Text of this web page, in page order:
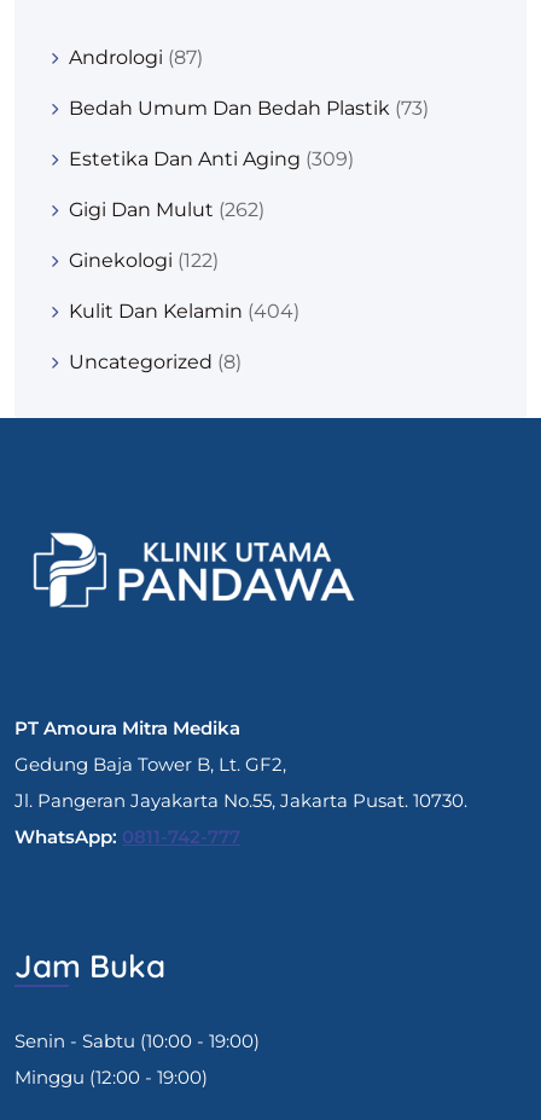
Andrologi (87)
Bedah Umum Dan Bedah Plastik (73)
Estetika Dan Anti Aging (309)
Gigi Dan Mulut (262)
Ginekologi (122)
Kulit Dan Kelamin (404)
Uncategorized (8)
PT Amoura Mitra Medika
Gedung Baja Tower B, Lt. GF2,
Jl. Pangeran Jayakarta No.55, Jakarta Pusat. 10730.
WhatsApp: 0811-742-777
Jam Buka
Senin - Sabtu (10:00 - 19:00)
Minggu (12:00 - 19:00)